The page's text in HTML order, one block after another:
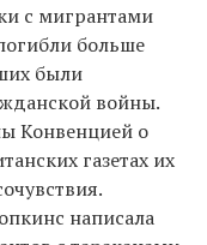
с мигрантами
больше
были
войны.
Конвенцией о
газетах их
написала